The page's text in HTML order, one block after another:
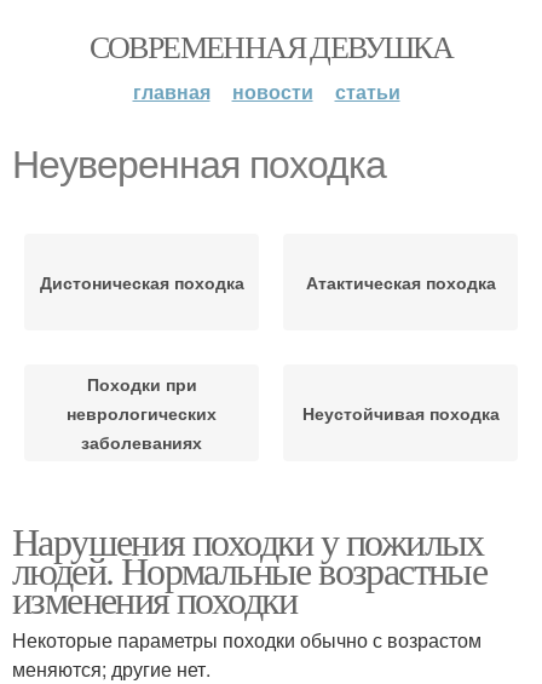
СОВРЕМЕННАЯ ДЕВУШКА
главная новости статьи
Неуверенная походка
Дистоническая походка Атактическая походка
Походки при
неврологических
заболеваниях
Неустойчивая походка
Нарушения походки у пожилых
людей. Нормальные возрастные
изменения походки
Некоторые параметры походки обычно с возрастом
меняются; другие нет.